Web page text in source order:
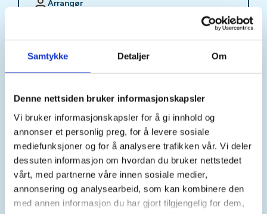
Samtykke Detaljer Om
Denne nettsiden bruker informasjonskapsler
Vi bruker informasjonskapsler for å gi innhold og
annonser et personlig preg, for å levere sosiale
mediefunksjoner og for å analysere trafikken vår. Vi deler
dessuten informasjon om hvordan du bruker nettstedet
vårt, med partnerne våre innen sosiale medier,
annonsering og analysearbeid, som kan kombinere den
med annen informasjon du har gjort tilgjengelig for dem,
Arrangør
Kontaktperson
sjffung@outlook.com
Fast fredagsmøte i
Ungdomsutvalget SJFF
(SJFFU)